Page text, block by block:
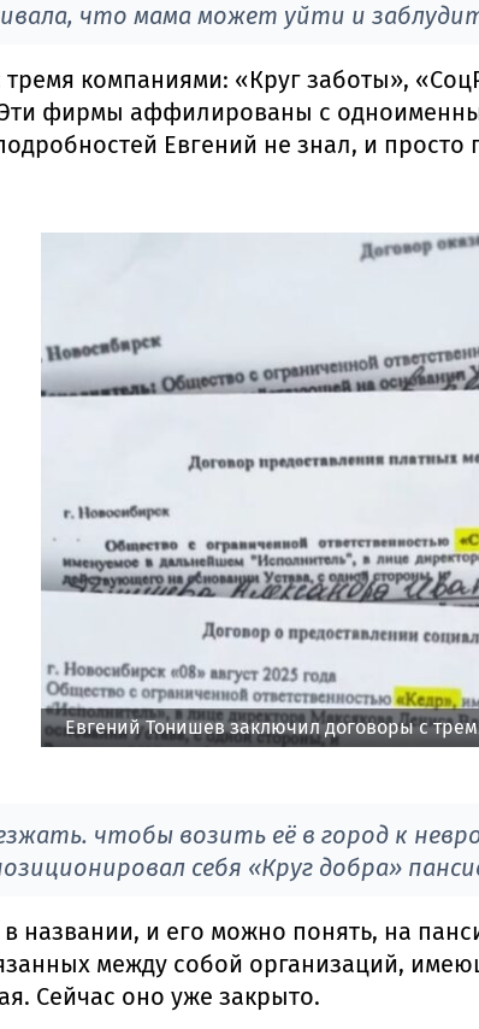
что мама может уйти и
компаниями: «Круг заботы»,
фирмы аффилированы с
Евгений не знал, и
Евгений Тонишев заключил договоры с
чтобы возить её в город к
себя «Круг добра»
названии, и его можно понять, на
между собой организаций,
Сейчас оно уже закрыто.